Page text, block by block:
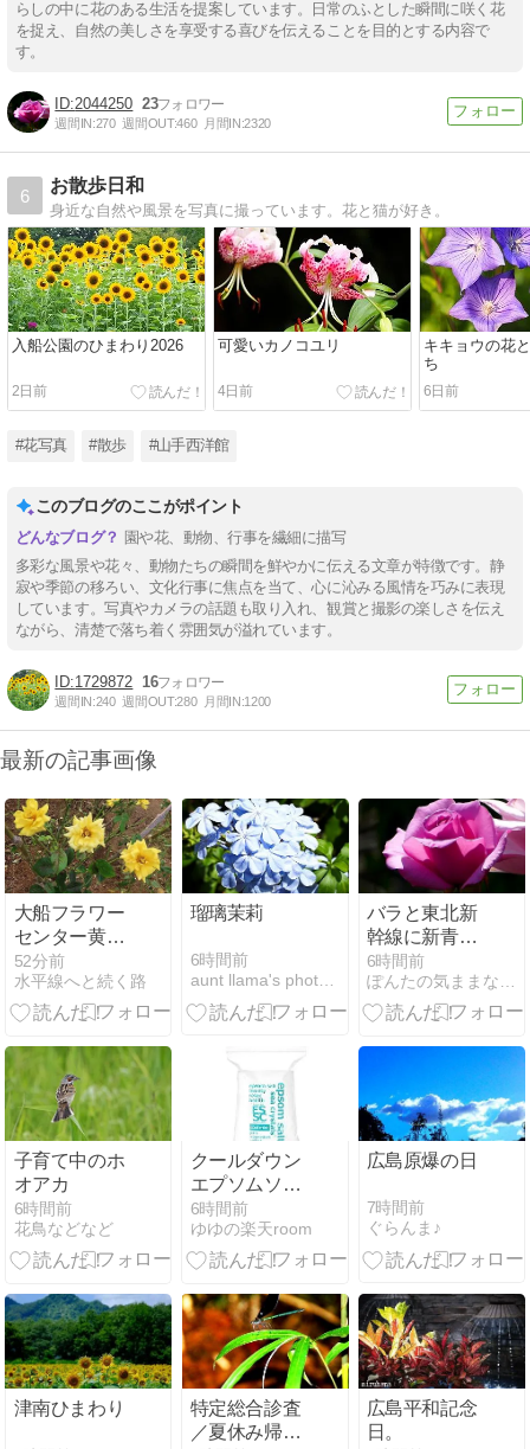
らしの中に花のある生活を提案しています。日常のふとした瞬間に咲く花
を捉え、自然の美しさを享受する喜びを伝えることを目的とする内容で
す。
2044250 23
週間IN:270 週間OUT:460 月間IN:2320
6
お散歩日和
身近な自然や風景を写真に撮っています。花と猫が好き。
入船公園のひまわり2026
2日前
可愛いカノコユリ
4日前
キキョウの花
ち
6日前
#花写真 #散歩 #山手西洋館
このブログのここがポイント
園や花、動物、行事を繊細に描写
多彩な風景や花々、動物たちの瞬間を鮮やかに伝える文章が特徴です。静
寂や季節の移ろい、文化行事に焦点を当て、心に沁みる風情を巧みに表現
しています。写真やカメラの話題も取り入れ、観賞と撮影の楽しさを伝え
ながら、清楚で落ち着く雰囲気が溢れています。
1729872 16
週間IN:240 週間OUT:280 月間IN:1200
最新の記事画像
大船フラワー
センター黄色
い秋薔薇箱根
の帰りに撮っ
て来たの４枚
52分前
水平線へと続く路
瑠璃茉莉
6時間前
aunt llama's photo 〜第三楽章〜
バラと東北新
幹線に新青森
駅
6時間前
ぽんたの気ままな写真
子育て中のホ
オアカ
6時間前
花鳥などなど
クールダウン
エプソムソル
ト ミント風呂
6時間前
ゆゆの楽天room
広島原爆の日
7時間前
ぐらんま♪
津南ひまわり
特定総合診査
／夏休み帰省
広島平和記念
日。